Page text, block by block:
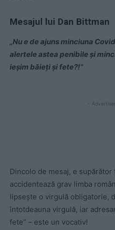
Mesajul lui Dan Bittman
„Nu e de ajuns minciuna
alertele astea penibile și
ieșim băieți și fete?!”
-
Dincolo de mesaj, e supărător
accidentează grav limba
lipsește o virgulă obligatorie,
întotdeauna virgulă, iar
fete” – este un vocativ!